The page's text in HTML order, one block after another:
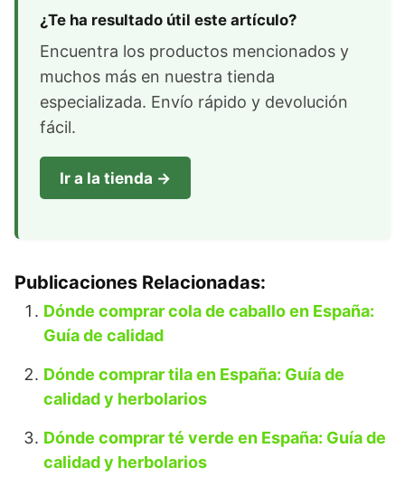
¿Te ha resultado útil este artículo?
Encuentra los productos mencionados y
muchos más en nuestra tienda
especializada. Envío rápido y devolución
fácil.
Ir a la tienda →
Publicaciones Relacionadas:
Dónde comprar cola de caballo en España:
Guía de calidad
Dónde comprar tila en España: Guía de
calidad y herbolarios
Dónde comprar té verde en España: Guía de
calidad y herbolarios